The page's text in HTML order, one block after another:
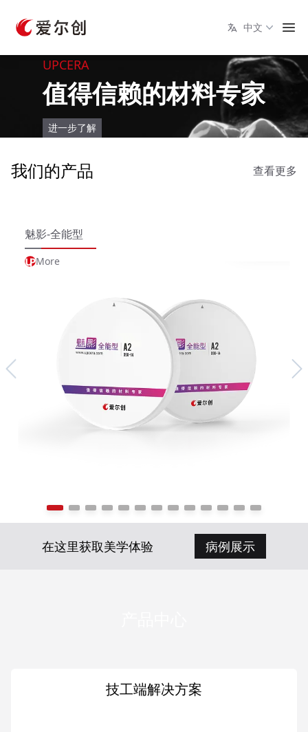
中文
UPCERA
值得信赖的材料专家
进一步了解
我们的产品 查看更多
魅影-全能型
More
在这里获取美学体验 病例展示
技工端解决方案